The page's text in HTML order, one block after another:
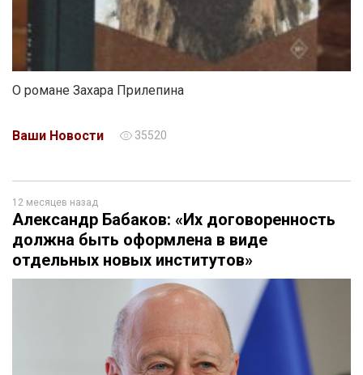
О романе Захара Прилепина
Ваши Новости 35520
12 месяцев назад
Александр Бабаков: «Их договоренность
должна быть оформлена в виде
отдельных новых институтов»